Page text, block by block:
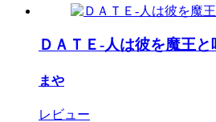
ＤＡＴＥ-人は彼を魔王と
まや
レビュー